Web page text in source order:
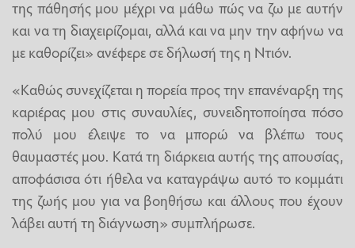
της πάθησής μου μέχρι να μάθω πώς να ζω με αυτήν
και να τη διαχειρίζομαι, αλλά και να μην την αφήνω να
με καθορίζει» ανέφερε σε δήλωσή της η Ντιόν.
«Καθώς συνεχίζεται η πορεία προς την επανέναρξη της
καριέρας μου στις συναυλίες, συνειδητοποίησα πόσο
πολύ μου έλειψε το να μπορώ να βλέπω τους
θαυμαστές μου. Κατά τη διάρκεια αυτής της απουσίας,
αποφάσισα ότι ήθελα να καταγράψω αυτό το κομμάτι
της ζωής μου για να βοηθήσω και άλλους που έχουν
λάβει αυτή τη διάγνωση» συμπλήρωσε.